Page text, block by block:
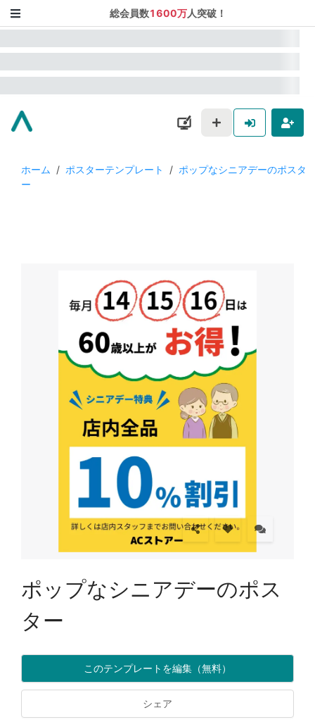
総会員数1600万人突破！
ホーム / ポスターテンプレート / ポップなシニアデーのポスタ
ー
ポップなシニアデーのポス
ター
このテンプレートを編集（無料）
シェア